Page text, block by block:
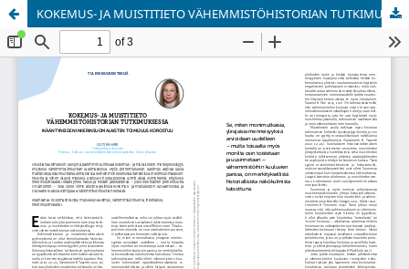
KOKEMUS- JA MUISTITIETO VÄHEMMISTÖHISTORIAN TUTKIMUKSESSA
Palvelua ylläpitää Tieteellisten seurain valtuuskunta.